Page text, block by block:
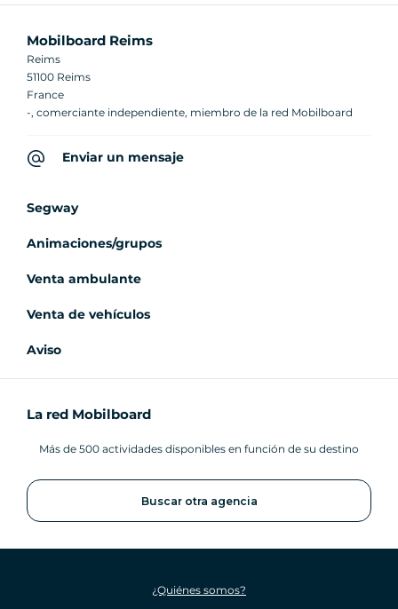
Mobilboard Reims
Reims
51100 Reims
France
-, comerciante independiente, miembro de la red Mobilboard
Enviar un mensaje
Segway
Animaciones/grupos
Venta ambulante
Venta de vehículos
Aviso
La red Mobilboard
Más de 500 actividades disponibles en función de su destino
Buscar otra agencia
¿Quiénes somos?